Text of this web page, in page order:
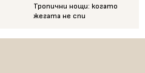
Тропични нощи: когато
жегата не спи